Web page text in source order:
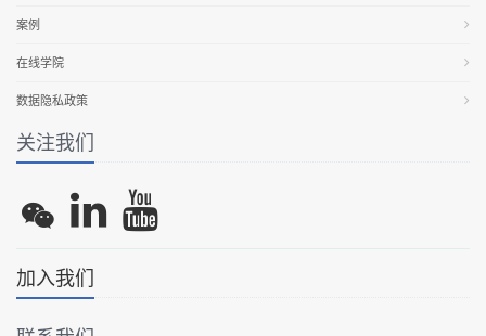
案例
在线学院
数据隐私政策
关注我们
加入我们